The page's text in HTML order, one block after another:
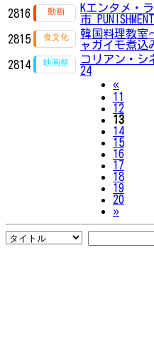
2816
Kエンタメ・
市 PUNISHMENT
2815
韓国料理教室
ャガイモ煮込
2814
コリアン・シ
24
«
11
12
13
14
15
16
17
18
19
20
»Next